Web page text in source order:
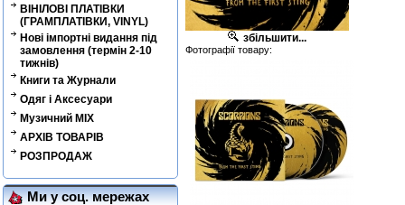
ВІНІЛОВІ ПЛАТІВКИ
(ГРАМПЛАТІВКИ, VINYL)
Нові імпортні видання під
замовлення (термін 2-10
тижнів)
Книги та Журнали
Одяг і Аксесуари
Музичний MIX
АРХІВ ТОВАРІВ
РОЗПРОДАЖ
Ми у соц. мережах
збільшити...
Фотографії товару: